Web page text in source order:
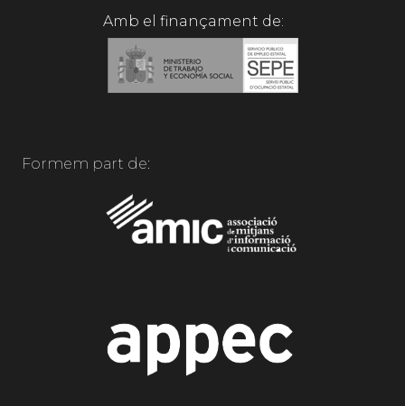
Amb el finançament de:
Formem part de: